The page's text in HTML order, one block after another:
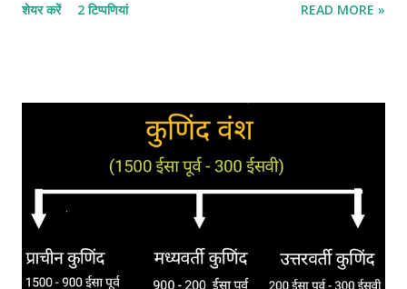
बद्रीदत्त पांडे के अनुसार चंद शासक इलाहाबाद के निकट झूंसी से आया था। चंद
सोमचंद के आने की अनेक कहानियां है । परीक्षाओं की दृष्टि से यह मान सकते हैं कि
सोमचंद 11 वीं सदी के आरंभ में बद्रीनाथ की यात्रा पर आया था। संयोगवश उसकी
मुलाकात कत्यूरी नरेश ब्रह्मदेव से हो जाती है। ब्रह्मदेव सोमचंद की राजोचित,
योग्यता, रूप-रंग व व्यक्तित्व को देखकर अत्यधिक प्रभावित हो जाता है। और अपनी
एकलौती पुत्री चंपा का विवाह सोमचंद...
शेयर करें 2 टिप्पणियां READ MORE »